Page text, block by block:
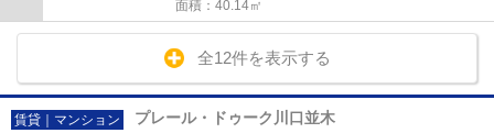
面積：40.14㎡
全12件を表示する
賃貸｜マンション プレール・ドゥーク川口並木